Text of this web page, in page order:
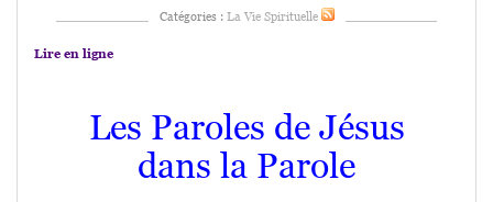
Catégories : La Vie Spirituelle
Lire en ligne
Les Paroles de Jésus
dans la Parole